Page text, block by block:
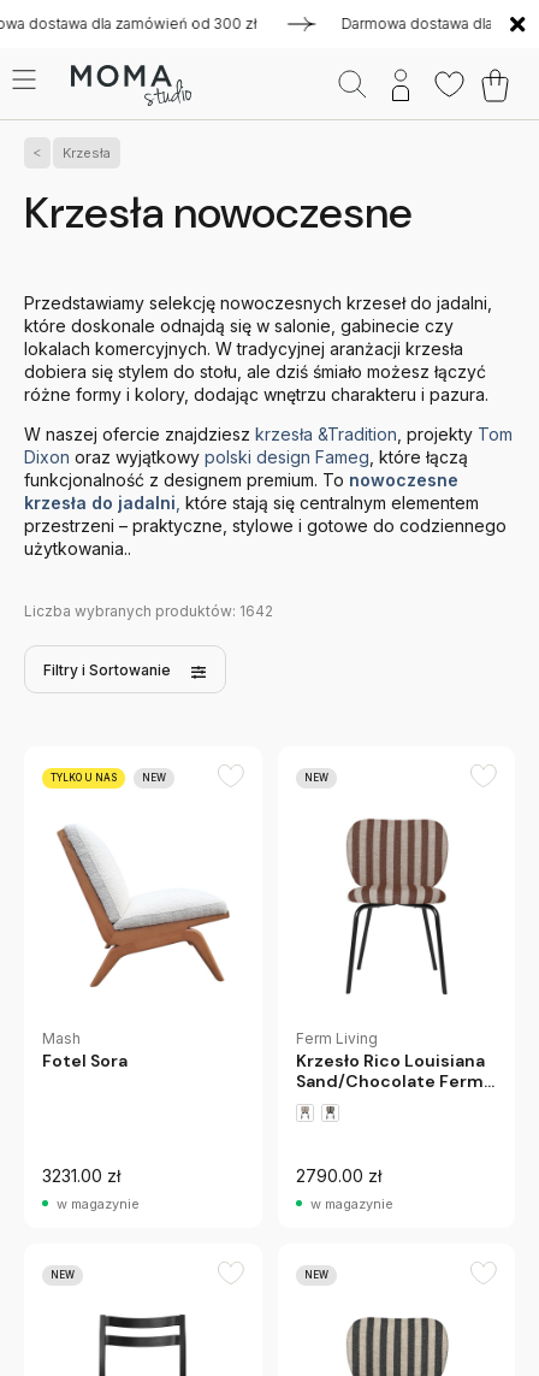
zamówień od 300 zł Darmowa dostawa dla zamówień od
Krzesła
Krzesła nowoczesne
Przedstawiamy selekcję nowoczesnych krzeseł do jadalni,
które doskonale odnajdą się w salonie, gabinecie czy
lokalach komercyjnych. W tradycyjnej aranżacji krzesła
dobiera się stylem do stołu, ale dziś śmiało możesz łączyć
różne formy i kolory, dodając wnętrzu charakteru i pazura.
W naszej ofercie znajdziesz krzesła &Tradition , projekty Tom
Dixon oraz wyjątkowy polski design Fameg , które łączą
funkcjonalność z designem premium. To nowoczesne
krzesła do jadalni które stają się centralnym elementem
przestrzeni – praktyczne, stylowe i gotowe do codziennego
użytkowania..
Liczba wybranych produktów: 1642
Filtry i Sortowanie
TYLKO U NAS NEW
Mash
Fotel Sora
3231.00 zł
w magazynie
NEW
Ferm Living
Krzesło Rico Louisiana
Sand/Chocolate Ferm
Living
2790.00 zł
w magazynie
NEW NEW